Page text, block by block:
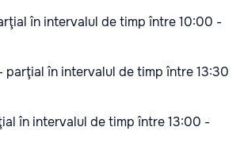
în intervalul de timp între 10:00 -
parţial în intervalul de timp între 13:30
în intervalul de timp între 13:00 -